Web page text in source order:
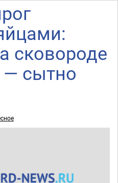
сковороде
— сытно